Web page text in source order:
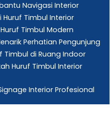
Navigasi Interior
Timbul Interior
Timbul Modern
Perhatian Pengunjung
Timbul di Ruang Indoor
Huruf Timbul Interior
Interior Profesional